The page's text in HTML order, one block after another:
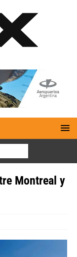
Montreal y